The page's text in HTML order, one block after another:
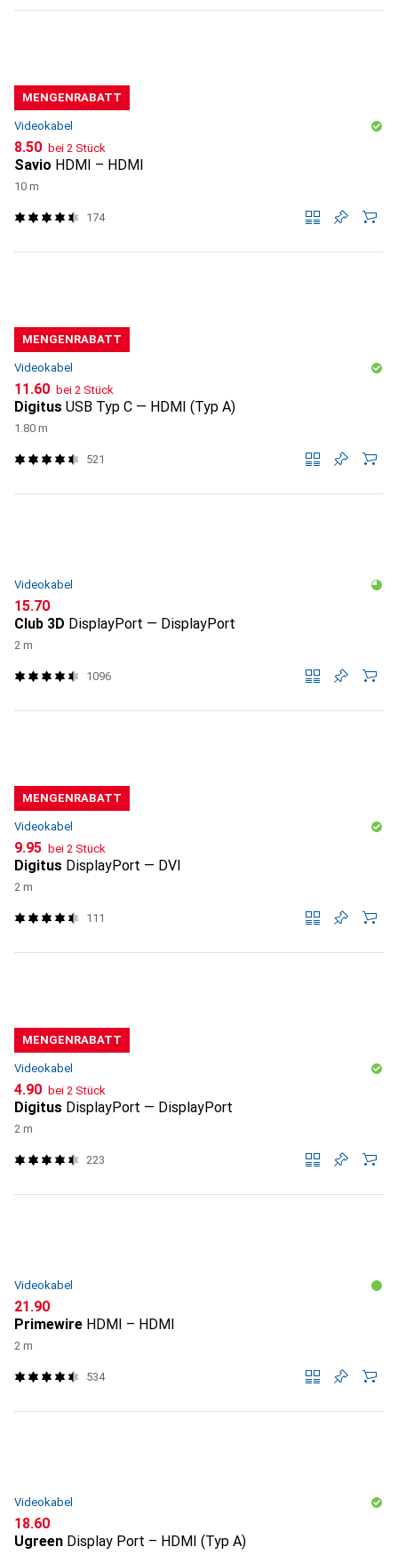
MENGENRABATT
Videokabel
CHF
8.50 bei 2 Stück
Savio HDMI – HDMI
10 m
174
MENGENRABATT
Videokabel
CHF
11.60 bei 2 Stück
Digitus USB Typ C — HDMI (Typ A)
1.80 m
521
Videokabel
CHF
15.70
Club 3D DisplayPort — DisplayPort
2 m
1096
MENGENRABATT
Videokabel
CHF
9.95 bei 2 Stück
Digitus DisplayPort — DVI
2 m
111
MENGENRABATT
Videokabel
CHF
4.90 bei 2 Stück
Digitus DisplayPort — DisplayPort
2 m
223
Videokabel
CHF
21.90
Primewire HDMI – HDMI
2 m
534
Videokabel
CHF
18.60
Ugreen Display Port – HDMI (Typ A)